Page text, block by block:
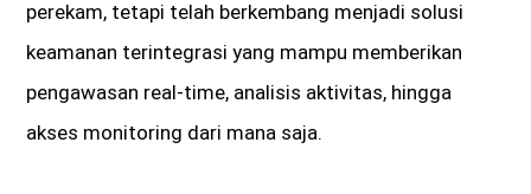
perekam, tetapi telah berkembang menjadi solusi
keamanan terintegrasi yang mampu memberikan
pengawasan real-time, analisis aktivitas, hingga
akses monitoring dari mana saja.